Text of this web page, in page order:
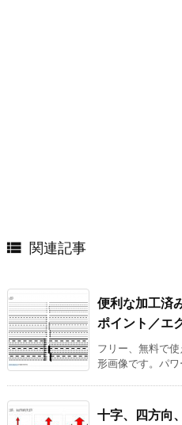
 関連記事
便利な加工済
ポイント／エ
フリー、無料で
形画像です。パ
十字、四方向